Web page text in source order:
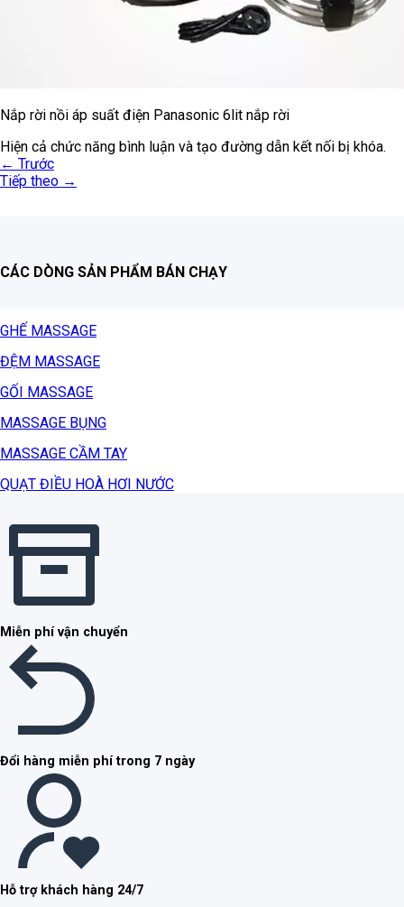
Nắp rời nồi áp suất điện Panasonic 6lit nắp rời
Hiện cả chức năng bình luận và tạo đường dẫn kết nối bị khóa.
← Trước
Tiếp theo →
CÁC DÒNG SẢN PHẨM BÁN CHẠY
GHẾ MASSAGE
ĐỆM MASSAGE
GỐI MASSAGE
MASSAGE BỤNG
MASSAGE CẦM TAY
QUẠT ĐIỀU HOÀ HƠI NƯỚC
Miễn phí vận chuyển
Đổi hàng miễn phí trong 7 ngày
Hỗ trợ khách hàng 24/7